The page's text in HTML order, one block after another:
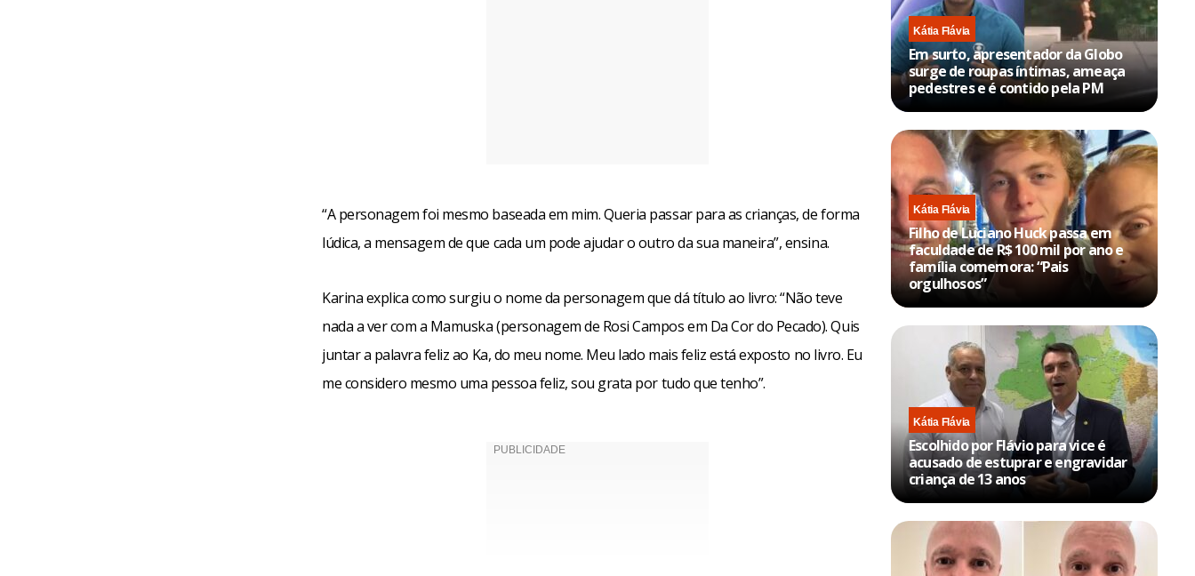
“A personagem foi mesmo baseada em mim. Queria passar para as crianças, de forma
lúdica, a mensagem de que cada um pode ajudar o outro da sua maneira”, ensina.
Karina explica como surgiu o nome da personagem que dá título ao livro: “Não teve
nada a ver com a Mamuska (personagem de Rosi Campos em Da Cor do Pecado). Quis
juntar a palavra feliz ao Ka, do meu nome. Meu lado mais feliz está exposto no livro. Eu
me considero mesmo uma pessoa feliz, sou grata por tudo que tenho”.
Kátia Flávia
Em surto, apresentador da Globo
surge de roupas íntimas, ameaça
pedestres e é contido pela PM
Kátia Flávia
Filho de Luciano Huck passa em
faculdade de R$ 100 mil por ano e
família comemora: “Pais
orgulhosos”
Kátia Flávia
Escolhido por Flávio para vice é
acusado de estuprar e engravidar
criança de 13 anos